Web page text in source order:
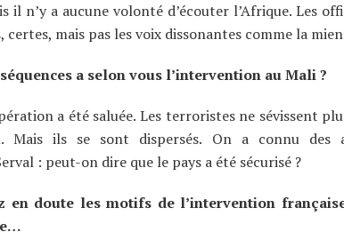
il n’y a aucune volonté d’écouter l’Afrique. Les
certes, mais pas les voix dissonantes comme la
a selon vous l’intervention au Mali ?
a été saluée. Les terroristes ne sévissent
Mais ils se sont dispersés. On a connu des
: peut-on dire que le pays a été sécurisé ?
en doute les motifs de l’intervention